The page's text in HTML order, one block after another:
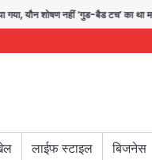
शोषण नहीं ‘गुड-बैड टच’ का था मामला
लाईफ स्टाइल बिजनेस